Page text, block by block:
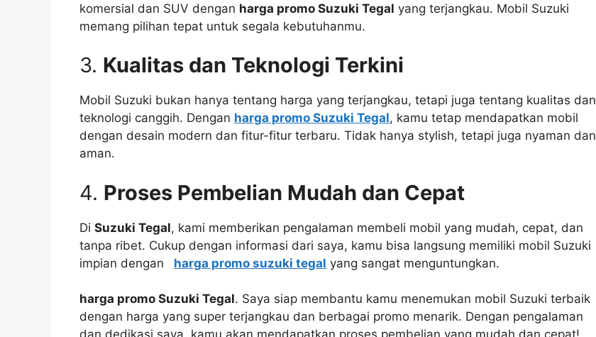
komersial dan SUV dengan harga promo Suzuki Tegal yang terjangkau. Mobil Suzuki
memang pilihan tepat untuk segala kebutuhanmu.
3. Kualitas dan Teknologi Terkini
Mobil Suzuki bukan hanya tentang harga yang terjangkau, tetapi juga tentang kualitas dan
teknologi canggih. Dengan harga promo Suzuki Tegal, kamu tetap mendapatkan mobil
dengan desain modern dan fitur-fitur terbaru. Tidak hanya stylish, tetapi juga nyaman dan
aman.
4. Proses Pembelian Mudah dan Cepat
Di Suzuki Tegal, kami memberikan pengalaman membeli mobil yang mudah, cepat, dan
tanpa ribet. Cukup dengan informasi dari saya, kamu bisa langsung memiliki mobil Suzuki
impian dengan
harga promo suzuki tegal yang sangat menguntungkan.
harga promo Suzuki Tegal. Saya siap membantu kamu menemukan mobil Suzuki terbaik
dengan harga yang super terjangkau dan berbagai promo menarik. Dengan pengalaman